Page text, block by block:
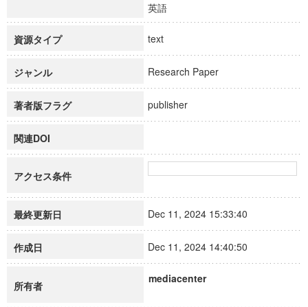
英語
資源タイプ text
ジャンル Research Paper
著者版フラグ publisher
関連DOI
アクセス条件
最終更新日 Dec 11, 2024 15:33:40
作成日 Dec 11, 2024 14:40:50
所有者
mediacenter